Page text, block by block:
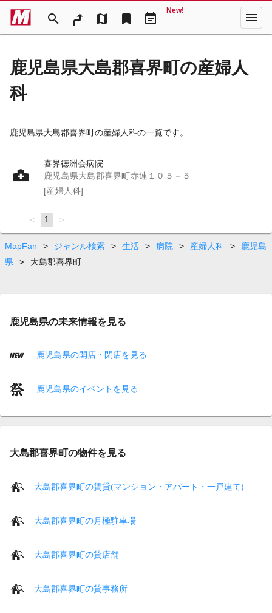
search map bookmark event_note
New! menu
鹿児島県大島郡喜界町の産婦人
科
鹿児島県大島郡喜界町の産婦人科の一覧です。
喜界徳洲会病院
鹿児島県大島郡喜界町赤連１０５－５
[産婦人科]
page
You're
on
page
1 page
MapFan > ジャンル検索 > 生活 > 病院 > 産婦人科 >
鹿児島
県
> 大島郡喜界町
鹿児島県の未来情報を見る
鹿児島県の開店・閉店を見る
鹿児島県のイベントを見る
大島郡喜界町の物件を見る
大島郡喜界町の賃貸(マンション・アパート・一戸建て)
大島郡喜界町の月極駐車場
大島郡喜界町の貸店舗
大島郡喜界町の貸事務所